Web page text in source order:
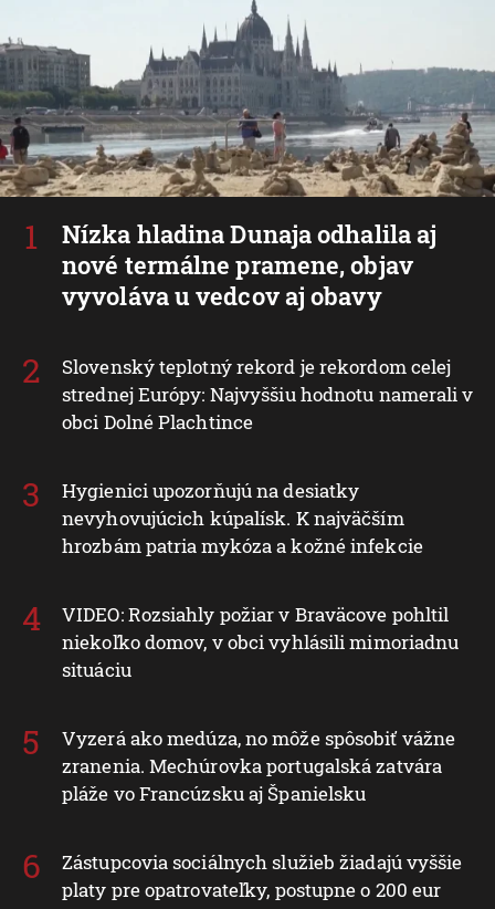
Nízka hladina Dunaja odhalila aj
nové termálne pramene, objav
vyvoláva u vedcov aj obavy
Slovenský teplotný rekord je rekordom celej
strednej Európy: Najvyššiu hodnotu namerali v
obci Dolné Plachtince
Hygienici upozorňujú na desiatky
nevyhovujúcich kúpalísk. K najväčším
hrozbám patria mykóza a kožné infekcie
VIDEO: Rozsiahly požiar v Braväcove pohltil
niekoľko domov, v obci vyhlásili mimoriadnu
situáciu
Vyzerá ako medúza, no môže spôsobiť vážne
zranenia. Mechúrovka portugalská zatvára
pláže vo Francúzsku aj Španielsku
Zástupcovia sociálnych služieb žiadajú vyššie
platy pre opatrovateľky, postupne o 200 eur